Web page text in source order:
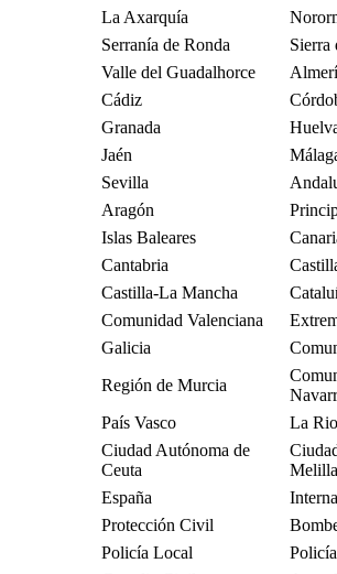
La Axarquía
Serranía de Ronda
Sierra
Valle del Guadalhorce
Cádiz
Granada
Jaén
Sevilla
Aragón
Islas Baleares
Cantabria
Castilla-La Mancha
Comunidad Valenciana
Galicia
Región de Murcia
País Vasco
La
Ciudad Autónoma de
Ceuta
Melilla
España
Protección Civil
Policía Local